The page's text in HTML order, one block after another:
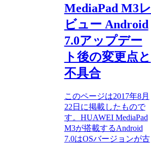
MediaPad M3レ
ビュー Android
7.0アップデー
ト後の変更点と
不具合
このページは2017年8月
22日に掲載したもので
す。HUAWEI MediaPad
M3が搭載するAndroid
7.0はOSバージョンが古